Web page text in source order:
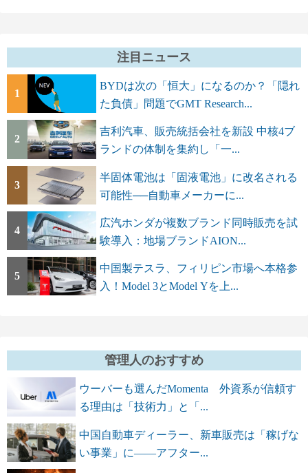
注目ニュース
1
BYDは次の「恒大」になるのか？「隠れ
た負債」問題でGMT Research...
2
吉利汽車、販売統括会社を新設 中核4ブ
ランドの体制を集約し「一...
3
半固体電池は「固液電池」に改名される
可能性──自動車メーカーに...
4
広汽ホンダが複数ブランド同時販売を試
験導入：地場ブランドAION...
5
中国製テスラ、フィリピン市場へ本格参
入！Model 3とModel Yを上...
管理人のおすすめ
ウーバーも選んだMomenta 外資系が信頼す
る理由は「技術力」と「...
中国自動車ディーラー、新車販売は「稼げな
い事業」に――アフター...